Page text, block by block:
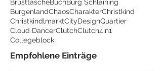
BrusttascheBuchBurg Schlaining
BurgenlandChaosCharakterChristkind
ChristkindlmarktCityDesignQuartier
Cloud DancerClutchClutch4in1
Collegeblock
Empfohlene Einträge